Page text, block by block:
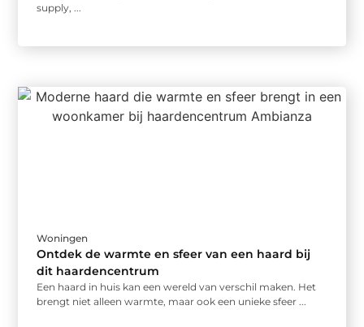
supply, ...
Woningen
Ontdek de warmte en sfeer van een haard bij
dit haardencentrum
Een haard in huis kan een wereld van verschil maken. Het
brengt niet alleen warmte, maar ook een unieke sfeer ...